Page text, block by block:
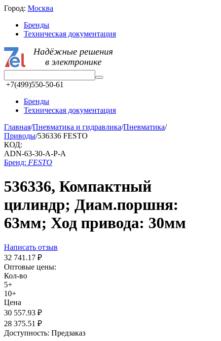
Город: Москва
Бренды
Техническая документация
+7(499)550-50-61
Бренды
Техническая документация
Главная/Пневматика и гидравлика/Пневматика/
Приводы/536336 FESTO
КОД:
ADN-63-30-A-P-A
Бренд: FESTO
536336, Компактный
цилиндр; Диам.поршня:
63мм; Ход привода: 30мм
Написать отзыв
32 741.17 ₽
Оптовые цены:
Кол-во
5+
10+
Цена
30 557.93 ₽
28 375.51 ₽
Доступность: Предзаказ